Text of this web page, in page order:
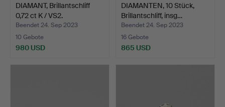
DIAMANT, Brillantschliff
0,72 ct K / VS2.
Beendet 24. Sep 2023
10 Gebote
980 USD
DIAMANTEN, 10 Stück,
Brillantschliff, insg…
Beendet 24. Sep 2023
16 Gebote
865 USD